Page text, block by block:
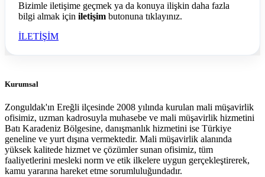
Bizimle iletişime geçmek ya da konuya ilişkin daha fazla
bilgi almak için iletişim butonuna tıklayınız.
İLETİŞİM
Kurumsal
Zonguldak'ın Ereğli ilçesinde 2008 yılında kurulan mali müşavirlik
ofisimiz, uzman kadrosuyla muhasebe ve mali müşavirlik hizmetini
Batı Karadeniz Bölgesine, danışmanlık hizmetini ise Türkiye
geneline ve yurt dışına vermektedir. Mali müşavirlik alanında
yüksek kalitede hizmet ve çözümler sunan ofisimiz, tüm
faaliyetlerini mesleki norm ve etik ilkelere uygun gerçekleştirerek,
kamu yararına hareket etme sorumluluğundadır.